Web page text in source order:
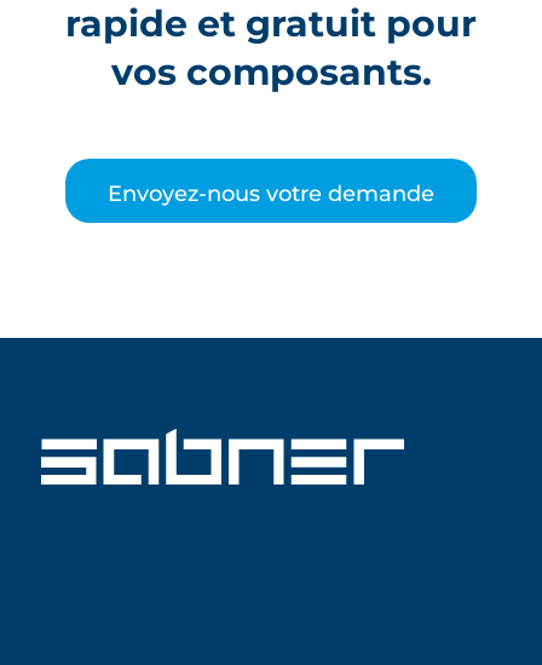
rapide et gratuit pour
vos composants.
Envoyez-nous votre demande